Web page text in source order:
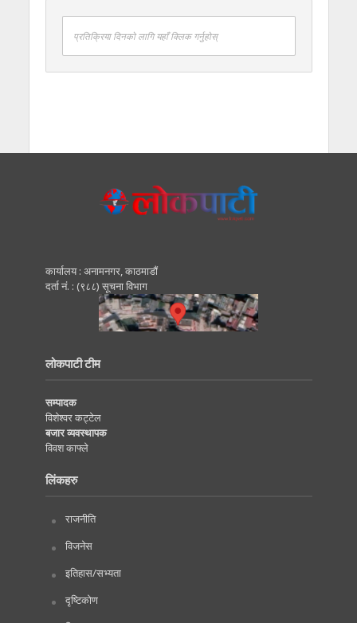
प्रतिक्रिया दिनको लागि यहाँ क्लिक गर्नुहोस्
कार्यालय : अनामनगर, काठमाडाैं
दर्ता नं. : (९८८) सूचना विभाग
लोकपाटी टीम
सम्पादक
विशेश्वर कट्टेल
बजार व्यवस्थापक
विवश काफ्ले
लिंकहरु
राजनीति
विजनेस
इतिहास/सभ्यता
दृष्टिकोण